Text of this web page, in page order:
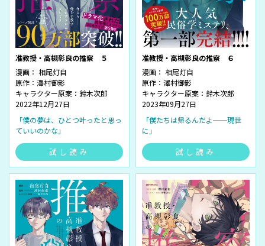
准教授・高槻彰良の推察 ５
漫画： 相尾灯自
原作：澤村御影
キャラクター原案：鈴木次郎
2022年12月27日
「僕の夢は、ひとつ叶ったと思っ
ていいのかな」
試し読み
准教授・高槻彰良の推察 ６
漫画： 相尾灯自
原作：澤村御影
キャラクター原案：鈴木次郎
2023年09月27日
「僕たちは帰るんだよ──現世
に」
試し読み